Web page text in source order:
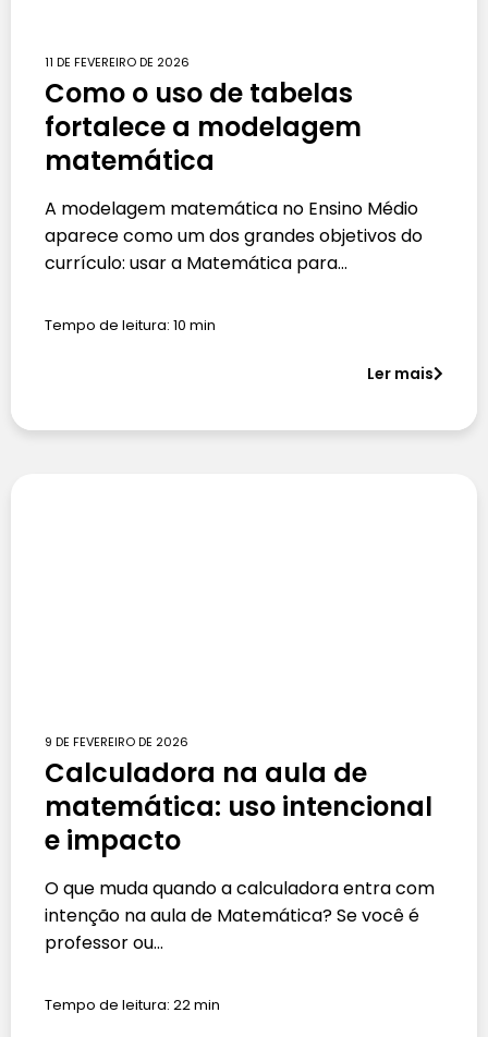
11 DE FEVEREIRO DE 2026
Como o uso de tabelas
fortalece a modelagem
matemática
A modelagem matemática no Ensino Médio
aparece como um dos grandes objetivos do
currículo: usar a Matemática para…
Tempo de leitura: 10 min
Ler mais
9 DE FEVEREIRO DE 2026
Calculadora na aula de
matemática: uso intencional
e impacto
O que muda quando a calculadora entra com
intenção na aula de Matemática? Se você é
professor ou…
Tempo de leitura: 22min